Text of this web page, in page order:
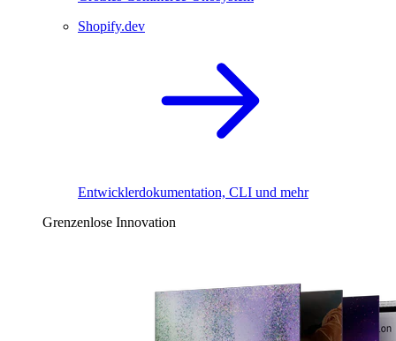
Shopify.dev
Entwicklerdokumentation, CLI und mehr
Grenzenlose Innovation